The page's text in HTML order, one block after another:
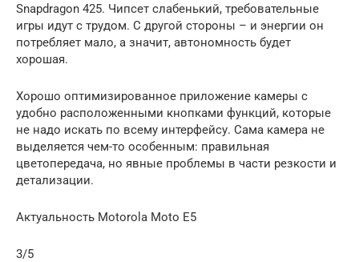
Snapdragon 425. Чипсет слабенький, требовательные
игры идут с трудом. С другой стороны – и энергии он
потребляет мало, а значит, автономность будет
хорошая.
Хорошо оптимизированное приложение камеры с
удобно расположенными кнопками функций, которые
не надо искать по всему интерфейсу. Сама камера не
выделяется чем-то особенным: правильная
цветопередача, но явные проблемы в части резкости и
детализации.
Актуальность Motorola Moto E5
3/5